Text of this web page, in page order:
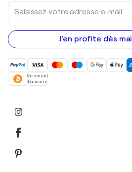
Saisissez
votre
adresse
e-
mail
J'en profite dès
Virement
bancaire